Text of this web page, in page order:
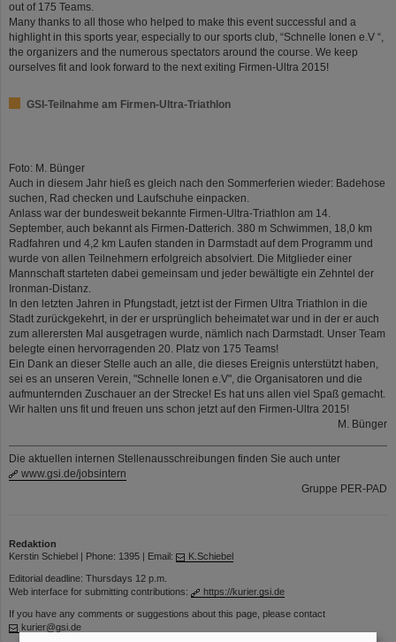
out of 175 Teams.
Many thanks to all those who helped to make this event successful and a
highlight in this sports year, especially to our sports club, “Schnelle Ionen e.V “,
the organizers and the numerous spectators around the course. We keep
ourselves fit and look forward to the next exiting Firmen-Ultra 2015!
GSI-Teilnahme am Firmen-Ultra-Triathlon
Foto: M. Bünger
Auch in diesem Jahr hieß es gleich nach den Sommerferien wieder: Badehose
suchen, Rad checken und Laufschuhe einpacken.
Anlass war der bundesweit bekannte Firmen-Ultra-Triathlon am 14.
September, auch bekannt als Firmen-Datterich. 380 m Schwimmen, 18,0 km
Radfahren und 4,2 km Laufen standen in Darmstadt auf dem Programm und
wurde von allen Teilnehmern erfolgreich absolviert. Die Mitglieder einer
Mannschaft starteten dabei gemeinsam und jeder bewältigte ein Zehntel der
Ironman-Distanz.
In den letzten Jahren in Pfungstadt, jetzt ist der Firmen Ultra Triathlon in die
Stadt zurückgekehrt, in der er ursprünglich beheimatet war und in der er auch
zum allerersten Mal ausgetragen wurde, nämlich nach Darmstadt. Unser Team
belegte einen hervorragenden 20. Platz von 175 Teams!
Ein Dank an dieser Stelle auch an alle, die dieses Ereignis unterstützt haben,
sei es an unseren Verein, "Schnelle Ionen e.V", die Organisatoren und die
aufmunternden Zuschauer an der Strecke! Es hat uns allen viel Spaß gemacht.
Wir halten uns fit und freuen uns schon jetzt auf den Firmen-Ultra 2015!
M. Bünger
Die aktuellen internen Stellenausschreibungen finden Sie auch unter
www.gsi.de/jobsintern
Gruppe PER-PAD
Redaktion
Kerstin Schiebel | Phone: 1395 | Email:
K.Schiebel
Editorial deadline: Thursdays 12 p.m.
Web interface for submitting contributions:
https://kurier.gsi.de
If you have any comments or suggestions about this page, please contact
kurier@gsi.de